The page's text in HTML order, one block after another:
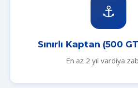
⚓
Sınırlı Kaptan (500
En az 2 yıl vardiya